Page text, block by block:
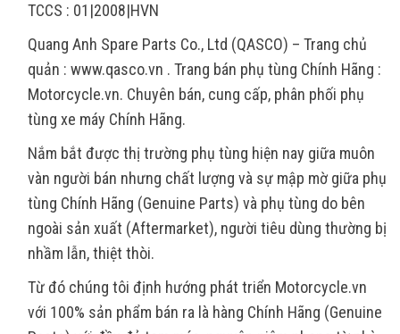
TCCS : 01|2008|HVN
Quang Anh Spare Parts Co., Ltd (QASCO) – Trang chủ
quản : www.qasco.vn . Trang bán phụ tùng Chính Hãng :
Motorcycle.vn. Chuyên bán, cung cấp, phân phối phụ
tùng xe máy Chính Hãng.
Nắm bắt được thị trường phụ tùng hiện nay giữa muôn
vàn người bán nhưng chất lượng và sự mập mờ giữa phụ
tùng Chính Hãng (Genuine Parts) và phụ tùng do bên
ngoài sản xuất (Aftermarket), người tiêu dùng thường bị
nhầm lẫn, thiệt thòi.
Từ đó chúng tôi định hướng phát triển Motorcycle.vn
với 100% sản phẩm bán ra là hàng Chính Hãng (Genuine